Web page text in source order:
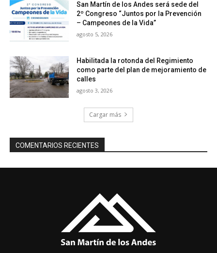
San Martín de los Andes será sede del
2º Congreso “Juntos por la Prevención
– Campeones de la Vida”
agosto 5, 2026
Habilitada la rotonda del Regimiento
como parte del plan de mejoramiento de
calles
agosto 3, 2026
Cargar más
COMENTARIOS RECIENTES